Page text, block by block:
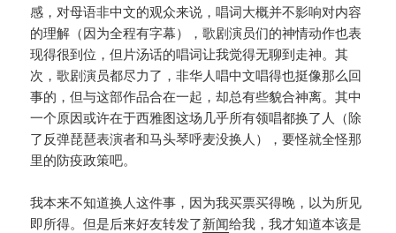
感，对母语非中文的观众来说，唱词大概并不影响对内容
的理解（因为全程有字幕），歌剧演员们的神情动作也表
现得很到位，但片汤话的唱词让我觉得无聊到走神。其
次，歌剧演员都尽力了，非华人唱中文唱得也挺像那么回
事的，但与这部作品合在一起，却总有些貌合神离。其中
一个原因或许在于西雅图这场几乎所有领唱都换了人（除
了反弹琵琶表演者和马头琴呼麦没换人），要怪就全怪那
里的防疫政策吧。
我本来不知道换人这件事，因为我买票买得晚，以为所见
即所得。但是后来好友转发了新闻给我，我才知道本该是